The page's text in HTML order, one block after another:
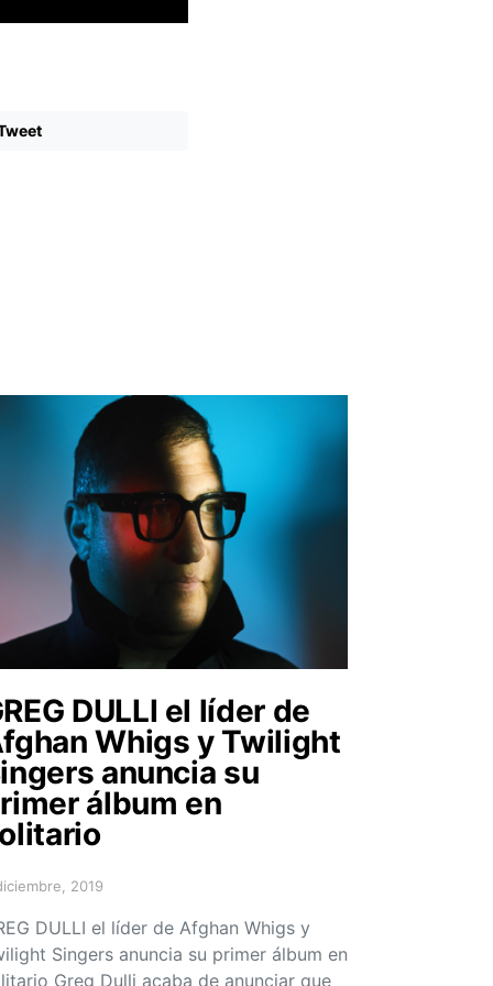
DULLI el líder de
Whigs y Twilight
anuncia su
álbum en
on 2019
DULLI el líder de Afghan Whigs y
Singers anuncia su primer álbum en
Greg Dulli acaba de anunciar que